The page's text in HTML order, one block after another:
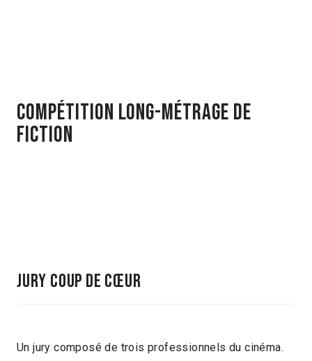
Compétition Long-métrage de
fiction
JURY COUP DE CŒUR
Un jury composé de trois professionnels du cinéma.